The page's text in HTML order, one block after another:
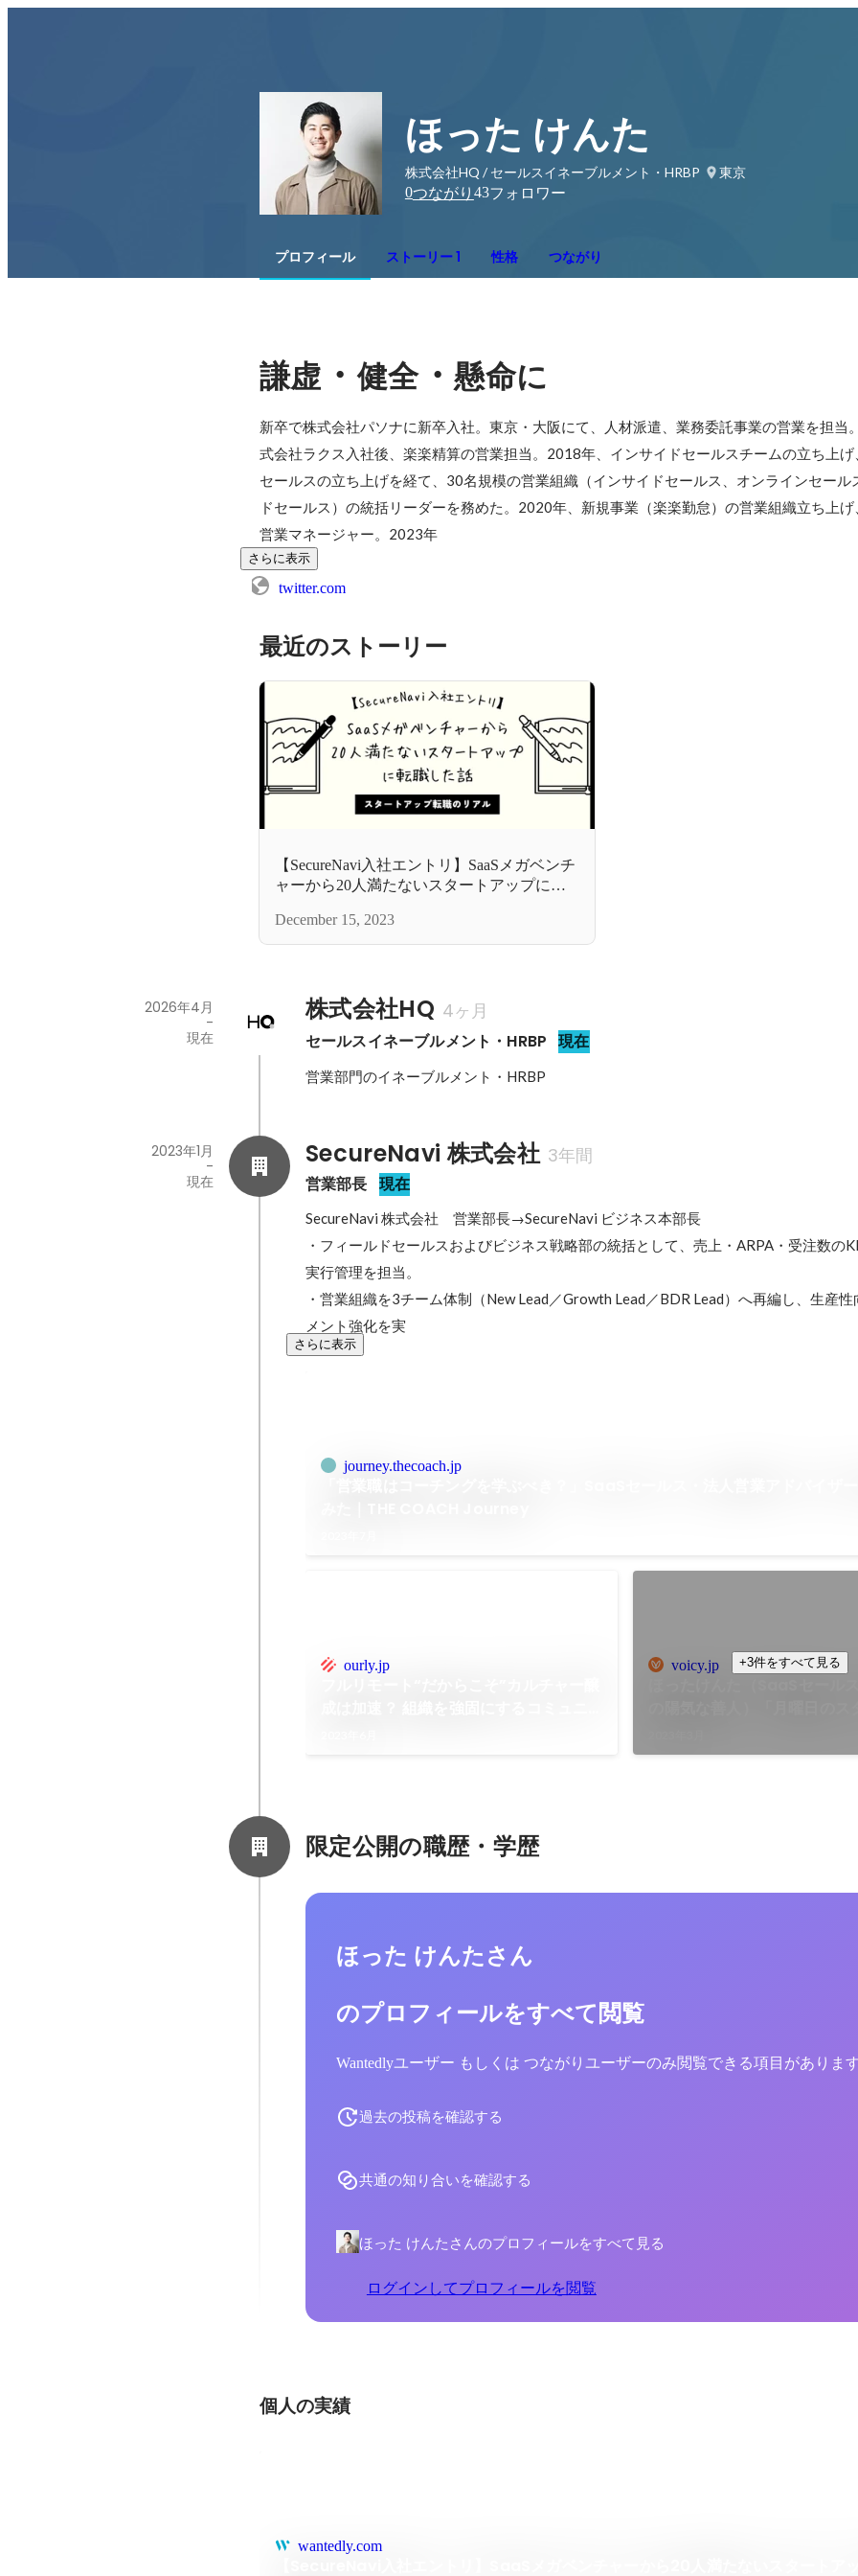
ほった けんた
株式会社HQ / セールスイネーブルメント・HRBP
東京
0つながり 43フォロワー
プロフィール ストーリー 1 性格 つながり
謙虚 ・健全・懸命に
新卒で株式会社パソナに新卒⼊社。東京・大阪にて、人材派遣、業務委託事業の営業を担当
式会社ラクス⼊社後、楽楽精算の営業担当。2018年、インサイドセールスチームの⽴ち上げ
セールスの立ち上げを経て、30名規模の営業組織（インサイドセールス、オンラインセール
ドセールス）の統括リーダーを務めた。2020年、新規事業（楽楽勤怠）の営業組織立ち上
営業マネージャー。2023年
さらに表示
twitter.com
最近のストーリー
【SecureNavi入社エントリ】SaaSメガベンチ
ャーから20人満たないスタートアップに転
December 15, 2023
株式会社HQ 4ヶ月
セールスイネーブルメント・HRBP 現在
2026年4月
-
現在
営業部門のイネーブルメント・HRBP
SecureNavi 株式会社 3年間
営業部長 現在
2023年1月
-
現在
SecureNavi 株式会社　営業部長→SecureNavi ビジネス本部長
・フィールドセールスおよびビジネス戦略部の統括として、売上・ARPA・受注数の
実行管理を担当。
・営業組織を3チーム体制（New Lead／Growth Lead／BDR Lead）へ再編し、生産
メント強化を実
さらに表示
journey.thecoach.jp
ourly.jp voicy.jp
ーム
+3件をすべて見る
限定公開の職歴・学歴
ほった けんたさん
のプロフィールをすべて閲覧
Wantedlyユーザー もしくは つながりユーザーのみ閲覧できる項目がありま
過去の投稿を確認する
共通の知り合いを確認する
ほった けんたさんのプロフィールをすべて見る
ログインしてプロフィールを閲覧
個人の実績
wantedly.com